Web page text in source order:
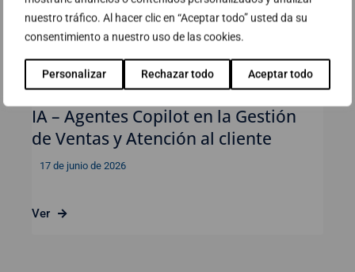
nuestro tráfico. Al hacer clic en “Aceptar todo” usted da su
consentimiento a nuestro uso de las cookies.
Personalizar Rechazar todo Aceptar todo
Webinar: Impulsa tu negocio con
IA – Agentes Copilot en la Gestión
de Ventas y Atención al cliente
17 de junio de 2026
Ver